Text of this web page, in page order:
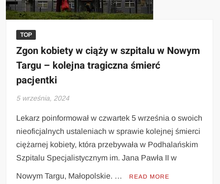
TOP
Zgon kobiety w ciąży w szpitalu w Nowym
Targu – kolejna tragiczna śmierć
pacjentki
5 września, 2024
Lekarz poinformował w czwartek 5 września o swoich
nieoficjalnych ustaleniach w sprawie kolejnej śmierci
ciężarnej kobiety, która przebywała w Podhalańskim
Szpitalu Specjalistycznym im. Jana Pawła II w
Nowym Targu, Małopolskie. … READ MORE